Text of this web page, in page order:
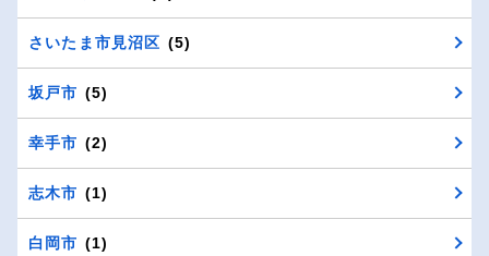
さいたま市見沼区 (5)
坂戸市 (5)
幸手市 (2)
志木市 (1)
白岡市 (1)